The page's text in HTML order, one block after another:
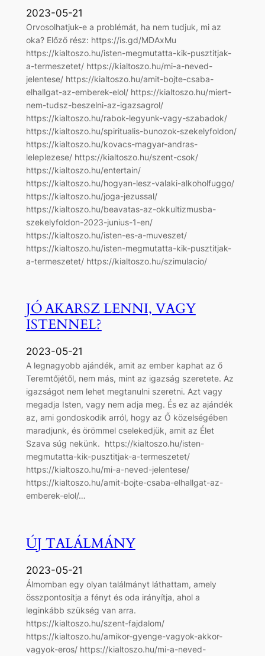
2023-05-21
Orvosolhatjuk-e a problémát, ha nem tudjuk, mi az
oka? Előző rész: https://is.gd/MDAxMu
https://kialtoszo.hu/isten-megmutatta-kik-pusztitjak-
a-termeszetet/ https://kialtoszo.hu/mi-a-neved-
jelentese/ https://kialtoszo.hu/amit-bojte-csaba-
elhallgat-az-emberek-elol/ https://kialtoszo.hu/miert-
nem-tudsz-beszelni-az-igazsagrol/
https://kialtoszo.hu/rabok-legyunk-vagy-szabadok/
https://kialtoszo.hu/spiritualis-bunozok-szekelyfoldon/
https://kialtoszo.hu/kovacs-magyar-andras-
leleplezese/ https://kialtoszo.hu/szent-csok/
https://kialtoszo.hu/entertain/
https://kialtoszo.hu/hogyan-lesz-valaki-alkoholfuggo/
https://kialtoszo.hu/joga-jezussal/
https://kialtoszo.hu/beavatas-az-okkultizmusba-
szekelyfoldon-2023-junius-1-en/
https://kialtoszo.hu/isten-es-a-muveszet/
https://kialtoszo.hu/isten-megmutatta-kik-pusztitjak-
a-termeszetet/ https://kialtoszo.hu/szimulacio/
JÓ AKARSZ LENNI, VAGY
ISTENNEL?
2023-05-21
A legnagyobb ajándék, amit az ember kaphat az ő
Teremtőjétől, nem más, mint az igazság szeretete. Az
igazságot nem lehet megtanulni szeretni. Azt vagy
megadja Isten, vagy nem adja meg. És ez az ajándék
az, ami gondoskodik arról, hogy az Ő közelségében
maradjunk, és örömmel cselekedjük, amit az Élet
Szava súg nekünk. https://kialtoszo.hu/isten-
megmutatta-kik-pusztitjak-a-termeszetet/
https://kialtoszo.hu/mi-a-neved-jelentese/
https://kialtoszo.hu/amit-bojte-csaba-elhallgat-az-
emberek-elol/…
ÚJ TALÁLMÁNY
2023-05-21
Álmomban egy olyan találmányt láthattam, amely
összpontosítja a fényt és oda irányítja, ahol a
leginkább szükség van arra.
https://kialtoszo.hu/szent-fajdalom/
https://kialtoszo.hu/amikor-gyenge-vagyok-akkor-
vagyok-eros/ https://kialtoszo.hu/mi-a-neved-